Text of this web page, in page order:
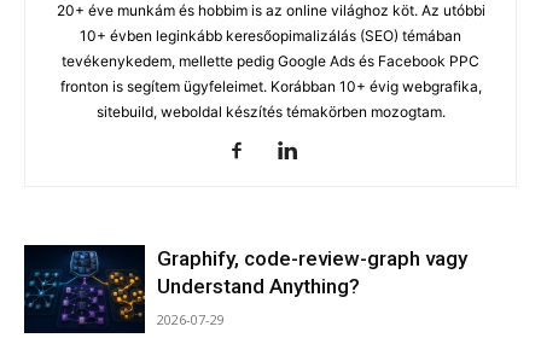
20+ éve munkám és hobbim is az online világhoz köt. Az utóbbi
10+ évben leginkább keresőopimalizálás (SEO) témában
tevékenykedem, mellette pedig Google Ads és Facebook PPC
fronton is segítem ügyfeleimet. Korábban 10+ évig webgrafika,
sitebuild, weboldal készítés témakörben mozogtam.
Graphify, code-review-graph vagy
Understand Anything?
2026-07-29